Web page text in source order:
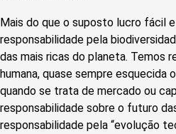
Mais do que o suposto lucro fácil
responsabilidade pela
das mais ricas do planeta. Temos
humana, quase sempre esquecida
quando se trata de mercado ou
responsabilidade sobre o futuro
responsabilidade pela “evolução